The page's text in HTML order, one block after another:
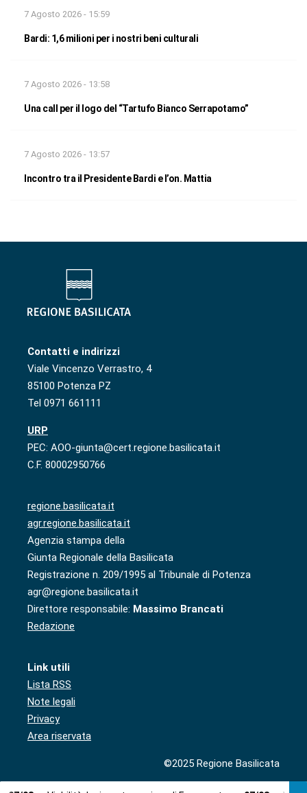
7 Agosto 2026 - 15:59
Bardi: 1,6 milioni per i nostri beni culturali
7 Agosto 2026 - 13:58
Una call per il logo del “Tartufo Bianco Serrapotamo”
7 Agosto 2026 - 13:57
Incontro tra il Presidente Bardi e l’on. Mattia
Contatti e indirizzi
Viale Vincenzo Verrastro, 4
85100 Potenza PZ
Tel 0971 661111
URP
PEC: AOO-giunta@cert.regione.basilicata.it
C.F. 80002950766
regione.basilicata.it
agr.regione.basilicata.it
Agenzia stampa della
Giunta Regionale della Basilicata
Registrazione n. 209/1995 al Tribunale di Potenza
agr@regione.basilicata.it
Direttore responsabile: Massimo Brancati
Redazione
Link utili
Lista RSS
Note legali
Privacy
Area riservata
©2025 Regione Basilicata